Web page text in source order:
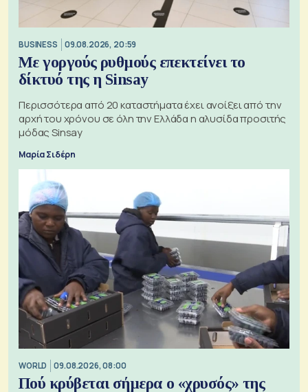
BUSINESS 09.08.2026, 20:59
Με γοργούς ρυθμούς επεκτείνει το
δίκτυό της η Sinsay
Περισσότερα από 20 καταστήματα έχει ανοίξει από την
αρχή του χρόνου σε όλη την Ελλάδα η αλυσίδα προσιτής
μόδας Sinsay
Μαρία Σιδέρη
WORLD 09.08.2026, 08:00
Πού κρύβεται σήμερα ο «χρυσός» της